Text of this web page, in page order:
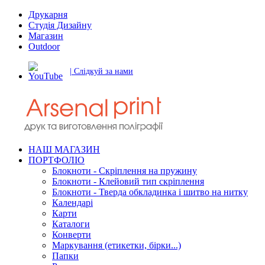
Друкарня
Студія Дизайну
Магазин
Outdoor
| Слідкуй за нами
НАШ МАГАЗИН
ПОРТФОЛІО
Блокноти - Скріплення на пружину
Блокноти - Клейовий тип скріплення
Блокноти - Тверда обкладинка і шитво на нитку
Календарі
Карти
Каталоги
Конверти
Маркування (етикетки, бірки...)
Папки